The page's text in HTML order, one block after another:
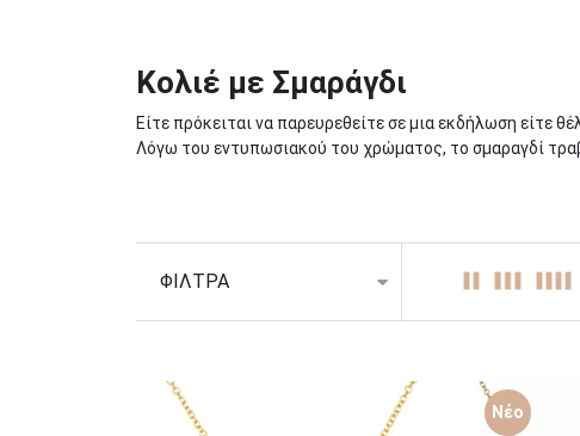
Κολιέ με Σμαράγδι
Είτε πρόκειται να παρευρεθείτε σε μια εκδήλωση είτε
Λόγω του εντυπωσιακού του χρώματος, το σμαραγδί
ήταν η πέτρα της αλήθειας.
Ακόμα και στις μέρες μας, ορισμένοι πιστεύουν ότι οι
φορώντας ένασμαραγδένιο κολιέο κάτοχος του
Μονόπετρα, ροζέτες και περιδέραια στολισμένα με
σμαραγδένιων κολιέ διαθέτει και που μπορούν να
ΦΙΛΤΡΑ
Νέο